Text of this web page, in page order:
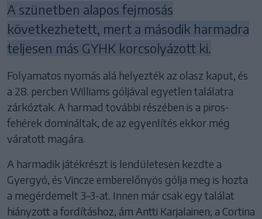
A szünetben alapos fejmosás
következhetett, mert a második harmadra
teljesen más GYHK korcsolyázott ki.
Folyamatos nyomás alá helyezték az olasz kaput, és
a 28. percben Williams góljával egyetlen találatra
zárkóztak. A harmad további részében is a piros-
fehérek domináltak, de az egyenlítés ekkor még
váratott magára.
A harmadik játékrészt is lendületesen kezdte a
Gyergyó, és Vincze emberelőnyös gólja meg is hozta
a megérdemelt 3–3-at. Innen már csak egy találat
hiányzott a fordításhoz, ám Antti Karjalainen, a Cortina